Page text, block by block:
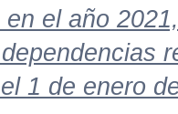
el año
1 de enero